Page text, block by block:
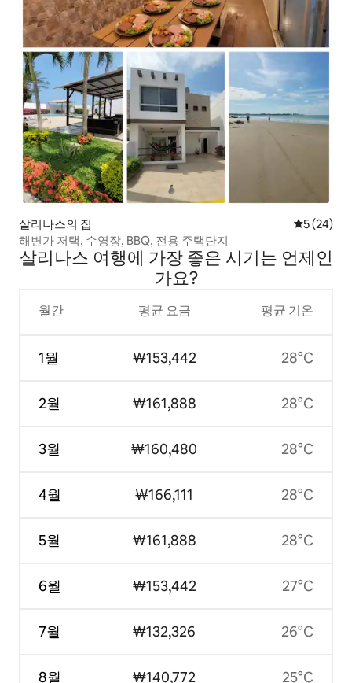
살리나스의 집 평점 5점(5
5 (24)
해변가 저택, 수영장, BBQ, 전용 주택단지
살리나스 여행에 가장 좋은 시기는 언제인
가요?
월간
1월
2월
3월
4월
5월
6월
7월
8월
평균 요금
₩153,442
₩161,888
₩160,480
₩166,111
₩161,888
₩153,442
₩132,326
₩140,772
평균 기온
28°C
28°C
28°C
28°C
28°C
27°C
26°C
25°C